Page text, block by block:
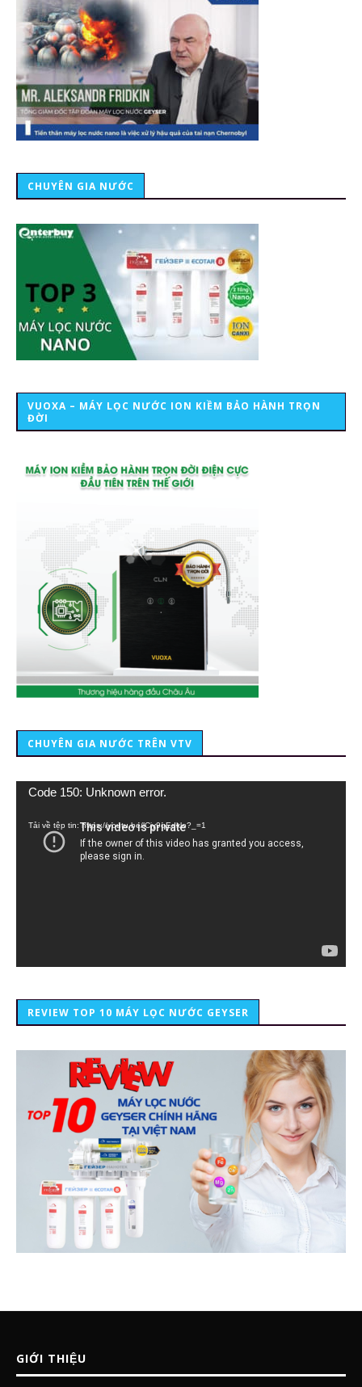
CHUYÊN GIA NƯỚC
VUOXA – MÁY LỌC NƯỚC ION KIỀM BẢO HÀNH TRỌN
ĐỜI
CHUYÊN GIA NƯỚC TRÊN VTV
Trình
Code 150: Unknown error.
Tải về tệp tin: https://youtu.be/lCiy9qEdklo?_=1
REVIEW TOP 10 MÁY LỌC NƯỚC GEYSER
GIỚI THIỆU